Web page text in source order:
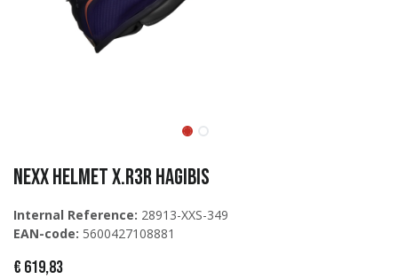
NEXX Helmet X.R3R HAGIBIS
Internal Reference: 28913-XXS-349
EAN-code: 5600427108881
€ 619,83